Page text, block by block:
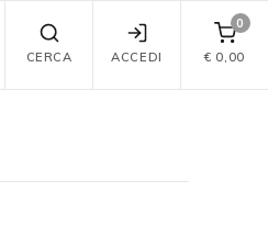
CERCA ACCEDI
0
€ 0,00